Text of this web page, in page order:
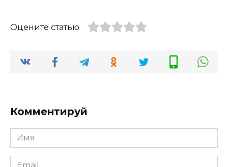
Оцените статью
Комментируй
Имя
Email